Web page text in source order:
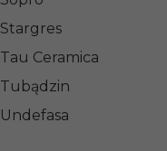
Stargres
Tau Ceramica
Tubądzin
Undefasa